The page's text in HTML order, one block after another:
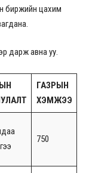
биржийн цахим
дарж авна уу.
ГАЗРЫН
ХЭМЖЭЭ
750